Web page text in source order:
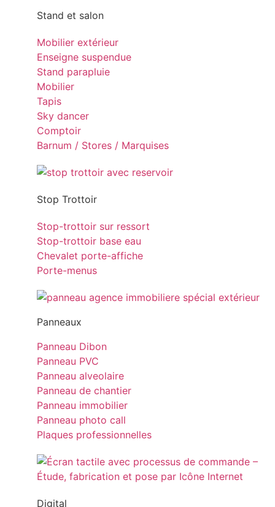
Stand et salon
Mobilier extérieur
Enseigne suspendue
Stand parapluie
Mobilier
Tapis
Sky dancer
Comptoir
Barnum / Stores / Marquises
Stop Trottoir
Stop-trottoir sur ressort
Stop-trottoir base eau
Chevalet porte-affiche
Porte-menus
Panneaux
Panneau Dibon
Panneau PVC
Panneau alveolaire
Panneau de chantier
Panneau immobilier
Panneau photo call
Plaques professionnelles
Digital